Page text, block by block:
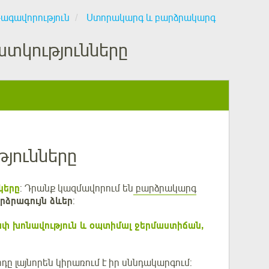
Ստորակարգ և բարձրակարգ
: Դրանք կազմավորում են բարձրակարգ
ձևեր:
խոնավություն և օպտիմալ ջերմաստիճան,
լայնորեն կիրառում է իր սննդակարգում: